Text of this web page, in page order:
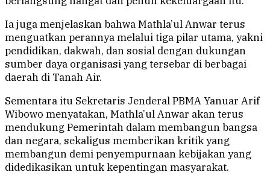
Ia juga menjelaskan bahwa Mathla’ul Anwar terus
menguatkan perannya melalui tiga pilar utama, yakni
pendidikan, dakwah, dan sosial dengan dukungan
sumber daya organisasi yang tersebar di berbagai
daerah di Tanah Air.
Sementara itu Sekretaris Jenderal PBMA Yanuar Arif
Wibowo menyatakan, Mathla’ul Anwar akan terus
mendukung Pemerintah dalam membangun bangsa
dan negara, sekaligus memberikan kritik yang
membangun demi penyempurnaan kebijakan yang
didedikasikan untuk kepentingan masyarakat.